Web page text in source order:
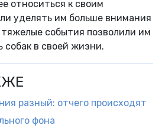
относиться к своим
уделять им больше внимания
тяжелые события позволили им
собак в своей жизни.
разный: отчего происходят
фона